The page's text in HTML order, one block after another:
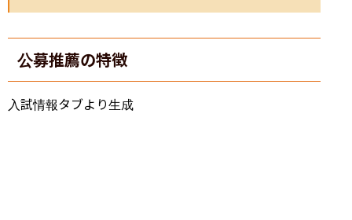
公募推薦の特徴
入試情報タブより生成